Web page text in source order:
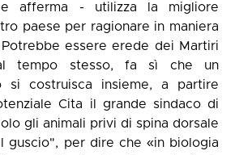
afferma - utilizza la migliore
paese per ragionare in maniera
essere erede dei Martiri
tempo stesso, fa sì che un
si costruisca insieme, a partire
Cita il grande sindaco di
gli animali privi di spina dorsale
guscio", per dire che «in biologia